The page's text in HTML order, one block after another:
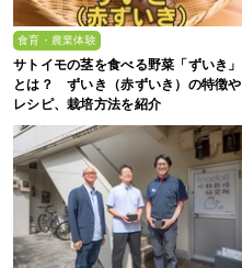
食育・農業体験
サトイモの茎を食べる野菜「ずいき」
とは？ ずいき（赤ずいき）の特徴や
レシピ、栽培方法を紹介